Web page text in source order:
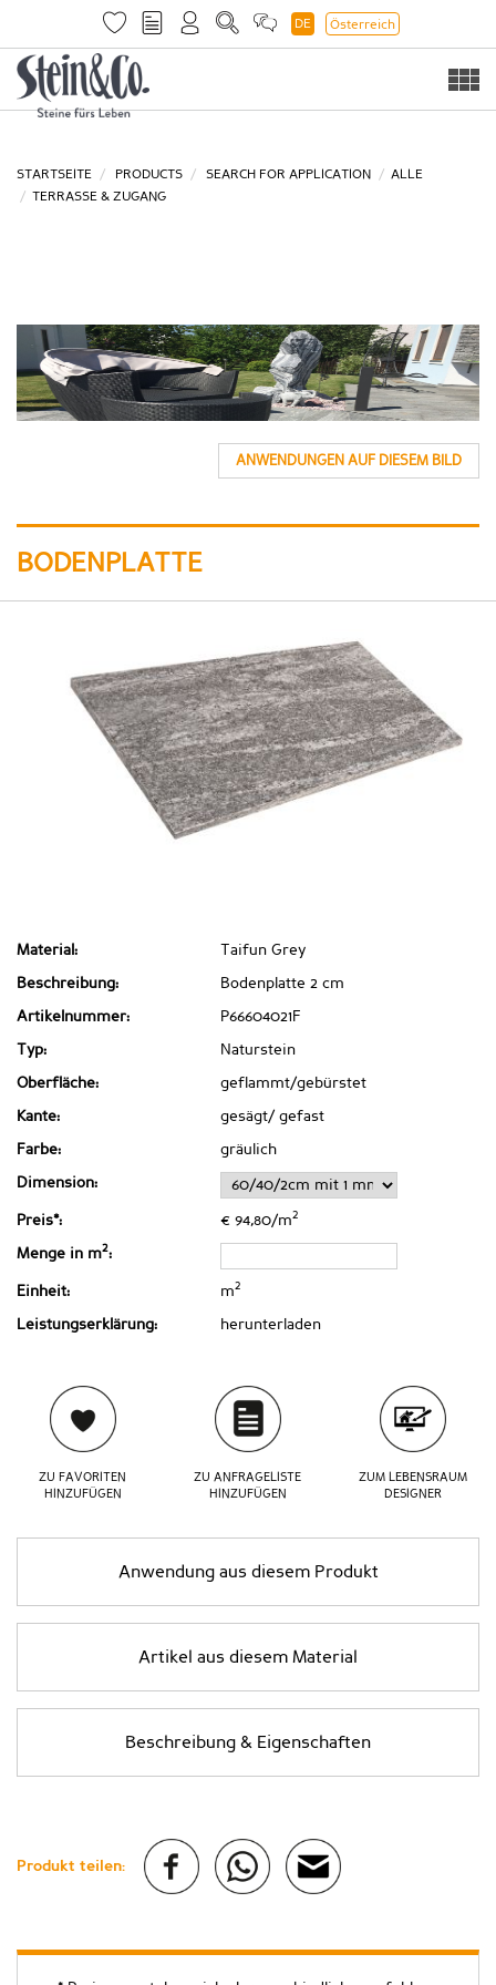
DE Österreich
STARTSEITE PRODUCTS SEARCH FOR APPLICATION
ALLE
TERRASSE & ZUGANG
ANWENDUNGEN AUF DIESEM BILD
BODENPLATTE
Material: Taifun Grey
Beschreibung: Bodenplatte 2 cm
Artikelnummer: P66604021F
Typ: Naturstein
Oberfläche: geflammt/gebürstet
Kante: gesägt/ gefast
Farbe: gräulich
Dimension:
Preis*: € 94,80/m2
Menge in m2:
Einheit: m2
Leistungserklärung: herunterladen
ZU FAVORITEN
HINZUFÜGEN
ZU ANFRAGELISTE
HINZUFÜGEN
ZUM LEBENSRAUM
DESIGNER
Anwendung aus diesem Produkt
Artikel aus diesem Material
Beschreibung & Eigenschaften
Produkt teilen: